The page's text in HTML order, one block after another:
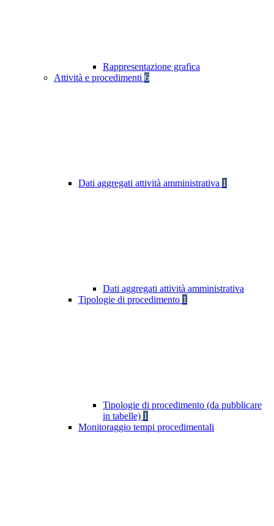
Rappresentazione grafica
Attività e procedimenti 6
Dati aggregati attività amministrativa 1
Dati aggregati attività amministrativa
Tipologie di procedimento 1
Tipologie di procedimento (da pubblicare
in tabelle) 1
Monitoraggio tempi procedimentali